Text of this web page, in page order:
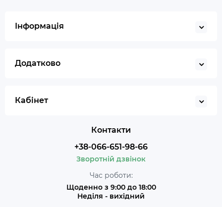
Інформація
Додатково
Кабінет
Контакти
+38-066-651-98-66
Зворотній дзвінок
Час роботи:
Щоденно з 9:00 до 18:00
Неділя - вихідний